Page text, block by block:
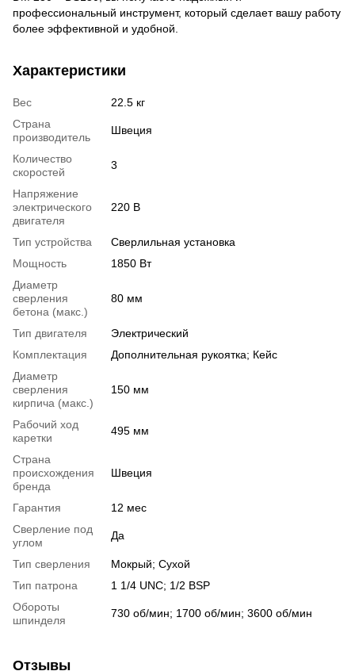
профессиональный инструмент, который сделает вашу работу
более эффективной и удобной.
Характеристики
Вес
22.5 кг
Страна
производитель
Швеция
Количество
скоростей
3
Напряжение
электрического
двигателя
220 В
Тип устройства
Сверлильная установка
Мощность
1850 Вт
Диаметр
сверления
бетона (макс.)
80 мм
Тип двигателя
Электрический
Комплектация
Дополнительная рукоятка; Кейс
Диаметр
сверления
кирпича (макс.)
150 мм
Рабочий ход
каретки
495 мм
Страна
происхождения
бренда
Швеция
Гарантия
12 мес
Сверление под
углом
Да
Тип сверления
Мокрый; Сухой
Тип патрона
1 1/4 UNC; 1/2 BSP
Обороты
шпинделя
730 об/мин; 1700 об/мин; 3600 об/мин
Отзывы